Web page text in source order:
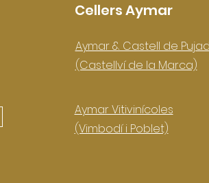
Cellers Aymar
Aymar & Castell de
(Castellví de la Marca)
Aymar Vitivinícoles
(Vimbodí i Poblet)